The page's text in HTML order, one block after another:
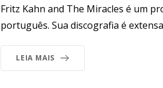
Fritz Kahn and The Miracles é um
português. Sua discografia é
LEIA MAIS